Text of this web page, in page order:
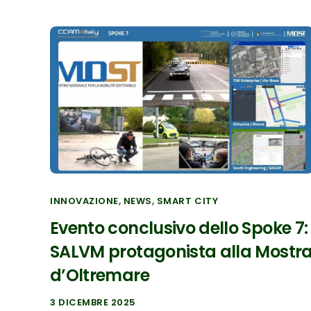
INNOVAZIONE, NEWS, SMART CITY
Evento conclusivo dello Spoke 7:
SALVM protagonista alla
d’Oltremare
3 DICEMBRE 2025